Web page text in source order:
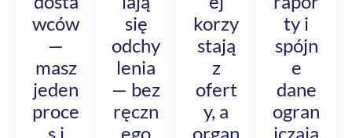
wców
—
masz
jeden
proce
s i
się
odchy
lenia
— bez
ręczn
ego
korzy
stają
z
ofert
y, a
organ
ty i
spójn
e
dane
ogran
iczają